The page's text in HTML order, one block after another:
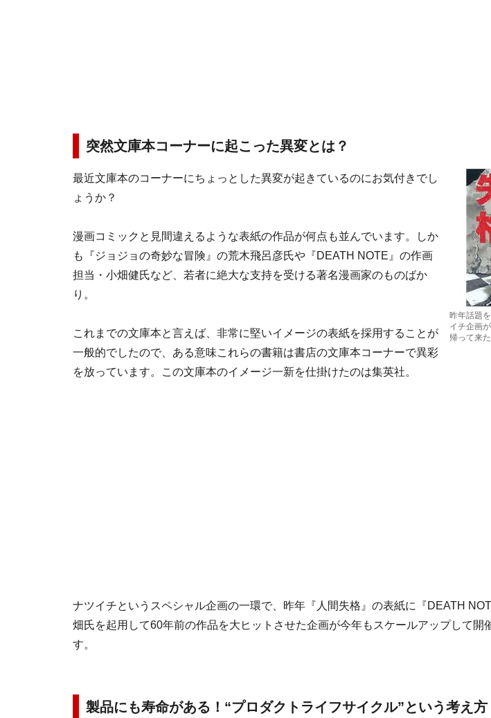
突然文庫本コーナーに起こった異変とは？
昨年話題
イチ企画
帰って来た
最近文庫本のコーナーにちょっとした異変が起きているのにお気付きでし
ょうか？
漫画コミックと見間違えるような表紙の作品が何点も並んでいます。しか
も『ジョジョの奇妙な冒険』の荒木飛呂彦氏や『DEATH NOTE』の作画
担当・小畑健氏など、若者に絶大な支持を受ける著名漫画家のものばか
り。
これまでの文庫本と言えば、非常に堅いイメージの表紙を採用することが
一般的でしたので、ある意味これらの書籍は書店の文庫本コーナーで異彩
を放っています。この文庫本のイメージ一新を仕掛けたのは集英社。
ナツイチというスペシャル企画の一環で、昨年『人間失格』の表紙に『DEATH
畑氏を起用して60年前の作品を大ヒットさせた企画が今年もスケールアップして開
す。
製品にも寿命がある！“プロダクトライフサイクル”という考え方